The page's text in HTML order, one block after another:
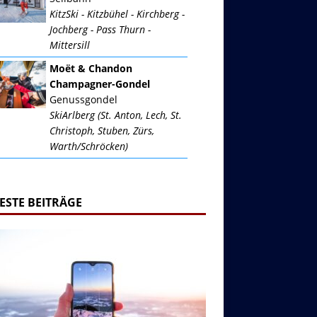
KitzSki - Kitzbühel - Kirchberg -
Jochberg - Pass Thurn -
Mittersill
Moët & Chandon
Champagner-Gondel
Genussgondel
SkiArlberg (St. Anton, Lech, St.
Christoph, Stuben, Zürs,
Warth/Schröcken)
BEITRÄGE